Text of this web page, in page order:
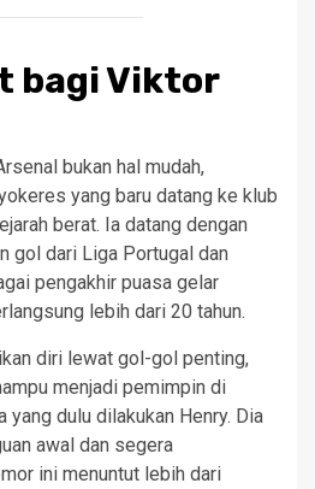
bagi Viktor
bukan hal mudah,
yang baru datang ke klub
berat. Ia datang dengan
gol dari Liga Portugal dan
pengakhir puasa gelar
lebih dari 20 tahun.
diri lewat gol-gol penting,
menjadi pemimpin di
yang dulu dilakukan Henry. Dia
awal dan segera
ini menuntut lebih dari